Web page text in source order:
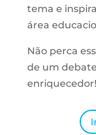
tema e
área
Não perca
de um
enriquecedor!